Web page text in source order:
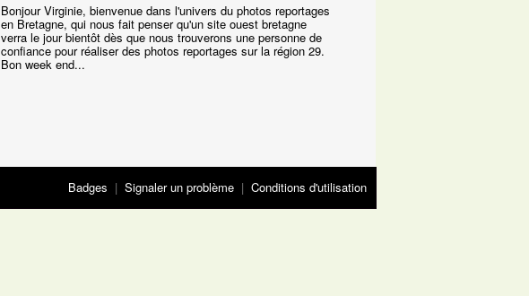
Bonjour Virginie, bienvenue dans l'univers du photos reportages
en Bretagne, qui nous fait penser qu'un site ouest bretagne
verra le jour bientôt dès que nous trouverons une personne de
confiance pour réaliser des photos reportages sur la région 29.
Bon week end...
Badges | Signaler un problème | Conditions d'utilisation